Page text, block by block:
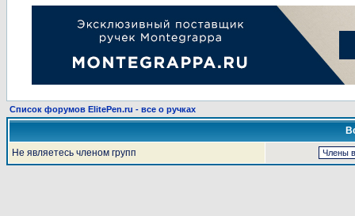
Список форумов ElitePen.ru - все о ручках
Не являетесь членом групп